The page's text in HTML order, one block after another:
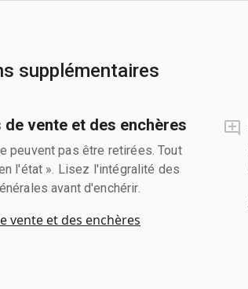
supplémentaires
vente et des enchères
peuvent pas être retirées. Tout
l'état ». Lisez l'intégralité des
avant d'enchérir.
vente et des enchères